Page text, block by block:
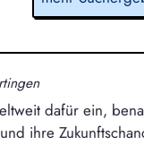
dafür ein,
ihre